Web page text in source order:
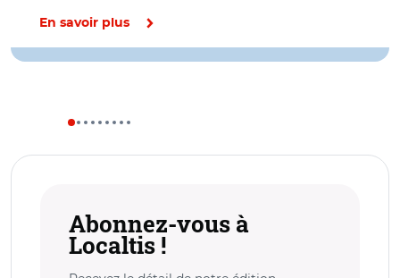
En savoir plus
Abonnez-vous à
Localtis !